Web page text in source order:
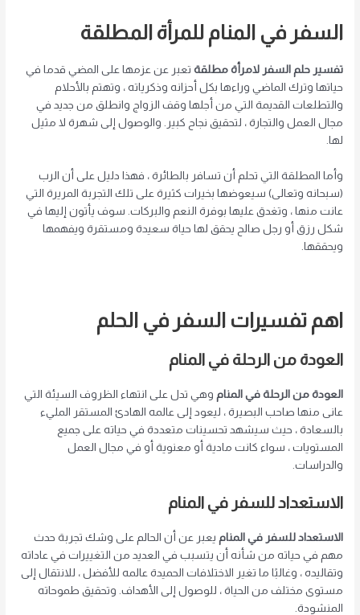
السفر في المنام للمرأة المطلقة
تفسير حلم السفر لامرأة مطلقة تعبر عن عزمها على المضي قدما في
حياتها وترك الماضي وراءها بكل أحزانه وذكرياته ، وتهتم بالأحلام
والتطلعات القديمة التي من أجلها وقف الزواج وانطلق من جديد في
مجال العمل والتجارة ، لتحقيق نجاح كبير. والوصول إلى شهرة لا مثيل
لها.
وأما المطلقة التي تحلم أن تسافر بالطائرة ، فهذا دليل على أن الرب
(سبحانه وتعالى) سيعوضها بخيرات كثيرة على تلك التجربة المريرة التي
عانت منها ، وتغدق عليها بوفرة النعم والبركات. سوف يأتون إليها في
شكل رزق أو رجل صالح يحقق لها حياة سعيدة ومستقرة ويفهمها
ويحققها.
اهم تفسيرات السفر في الحلم
العودة من الرحلة في المنام
العودة من الرحلة في المنام وهي تدل على انتهاء الظروف السيئة التي
عانى منها صاحب البصيرة ، ليعود إلى عالمه الهادئ المستقر المليء
بالسعادة ، حيث سيشهد تحسينات متعددة في حياته على جميع
المستويات ، سواء كانت مادية أو معنوية أو في مجال العمل
والدراسات.
الاستعداد للسفر في المنام
الاستعداد للسفر في المنام يعبر عن أن الحالم على وشك تجربة حدث
مهم في حياته من شأنه أن يتسبب في العديد من التغييرات في عاداته
وتقاليده ، وغالبًا ما تغير الاختلافات الحميدة عالمه للأفضل ، للانتقال إلى
مستوى مختلف من الحياة ، للوصول إلى الأهداف. وتحقيق طموحاته
المنشودة.